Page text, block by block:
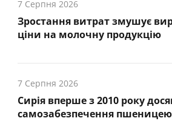
7 Серпня 2026
Зростання витрат змушує
ціни на молочну продукцію
7 Серпня 2026
Сирія вперше з 2010 року
самозабезпечення пшеницею